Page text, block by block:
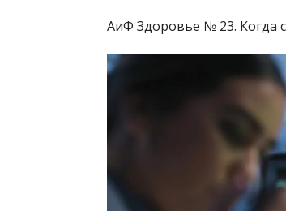
АиФ Здоровье № 23. Когда